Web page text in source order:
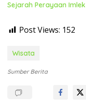
Sejarah Perayaan
Post Views: 152
Wisata
Sumber Berita